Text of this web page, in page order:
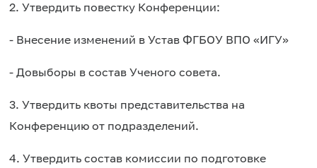
2. Утвердить повестку Конференции:
- Внесение изменений в Устав ФГБОУ ВПО «ИГУ»
- Довыборы в состав Ученого совета.
3. Утвердить квоты представительства на
Конференцию от подразделений.
4. Утвердить состав комиссии по подготовке